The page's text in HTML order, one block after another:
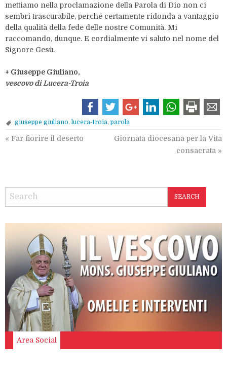
mettiamo nella proclamazione della Parola di Dio non ci
sembri trascurabile, perché certamente ridonda a vantaggio
della qualità della fede delle nostre Comunità. Mi
raccomando, dunque. E cordialmente vi saluto nel nome del
Signore Gesù.
+ Giuseppe Giuliano,
vescovo di Lucera-Troia
giuseppe giuliano, lucera-troia,parola
« Far fiorire il deserto
Giornata diocesana per la Vita
consacrata »
SEARCH
Area Social